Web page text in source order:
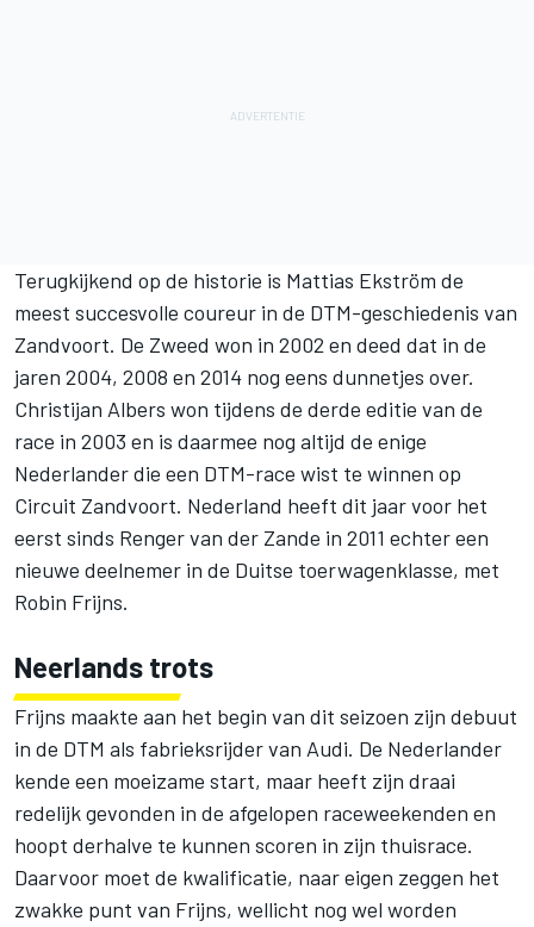
Terugkijkend op de historie is Mattias Ekström de
meest succesvolle coureur in de DTM-geschiedenis van
Zandvoort. De Zweed won in 2002 en deed dat in de
jaren 2004, 2008 en 2014 nog eens dunnetjes over.
Christijan Albers won tijdens de derde editie van de
race in 2003 en is daarmee nog altijd de enige
Nederlander die een DTM-race wist te winnen op
Circuit Zandvoort. Nederland heeft dit jaar voor het
eerst sinds Renger van der Zande in 2011 echter een
nieuwe deelnemer in de Duitse toerwagenklasse, met
Robin Frijns.
Neerlands trots
Frijns maakte aan het begin van dit seizoen zijn debuut
in de DTM als fabrieksrijder van Audi. De Nederlander
kende een moeizame start, maar heeft zijn draai
redelijk gevonden in de afgelopen raceweekenden en
hoopt derhalve te kunnen scoren in zijn thuisrace.
Daarvoor moet de kwalificatie, naar eigen zeggen het
zwakke punt van Frijns, wellicht nog wel worden